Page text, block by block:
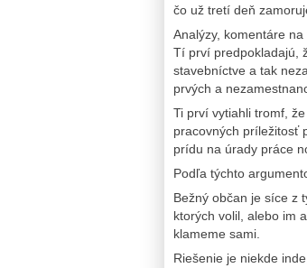
čo už tretí deň
Analýzy, komentáre
Tí prví predpokladajú,
stavebníctve a tak
prvých a
Ti prví vytiahli tromf,
pracovných príležitosť
prídu na úrady práce
Podľa týchto
Bežný občan je síce z
ktorých volil, alebo im
klameme sami.
Riešenie je niekde